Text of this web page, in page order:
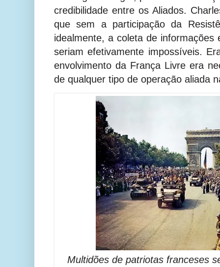
credibilidade entre os Aliados.
que sem a participação da
idealmente, a coleta de
seriam efetivamente impossíveis.
envolvimento da França Livre era
de qualquer tipo de operação aliada
Multidões de patriotas franceses